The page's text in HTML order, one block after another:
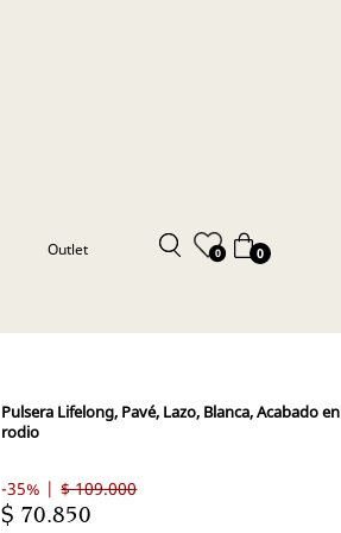
Outlet 0 0
Pulsera Lifelong, Pavé, Lazo, Blanca, Acabado en
rodio
-35% | $ 109.000
$ 70.850